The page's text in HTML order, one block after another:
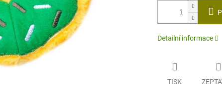
Detailní informace
TISK